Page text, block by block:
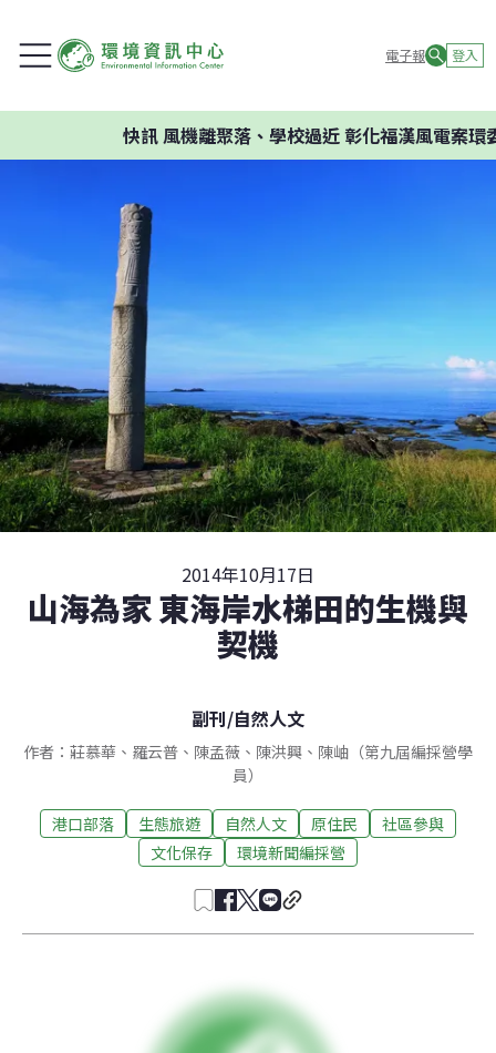
電子報 登入
風機離聚落、學校過近 彰化福漢風電案環委建議
2014年10月17日
山海為家 東海岸水梯田的生機與
契機
副刊/自然人文
作者：莊慕華、羅云普、陳孟薇、陳洪興、陳岫（第九屆編採營學
員）
港口部落 生態旅遊 自然人文 原住民
社區參與
文化保存
環境新聞編採營